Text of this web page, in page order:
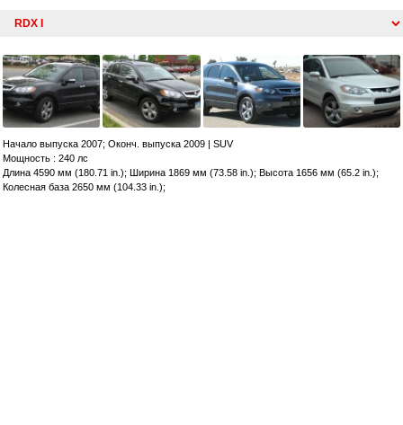
Начало выпуска 2007; Оконч. выпуска 2009 | SUV
Мощность : 240 лс
Длина 4590 мм (180.71 in.); Ширина 1869 мм (73.58 in.); Высота 1656 мм (65.2 in.);
Колесная база 2650 мм (104.33 in.);